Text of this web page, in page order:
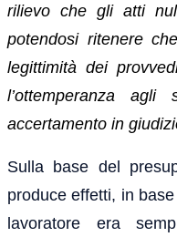
rilievo che gli atti
potendosi ritenere
legittimità dei
l’ottemperanza
accertamento in
Sulla base del
produce effetti, in
lavoratore era